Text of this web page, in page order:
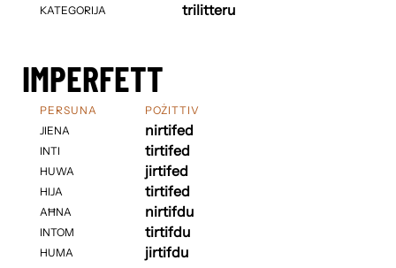
KATEGORIJA
trilitteru
IMPERFETT
PERSUNA
JIENA
INTI
HUWA
HIJA
AĦNA
INTOM
HUMA
POŻITTIV
nirtifed
tirtifed
jirtifed
tirtifed
nirtifdu
tirtifdu
jirtifdu